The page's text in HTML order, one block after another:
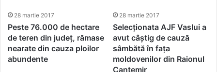
28 martie 2017
Peste 76.000 de hectare
de teren din județ, rămase
nearate din cauza ploilor
abundente
28 martie 2017
Selecționata AJF Vaslui a
avut câștig de cauză
sâmbătă în fața
moldovenilor din Raionul
Cantemir